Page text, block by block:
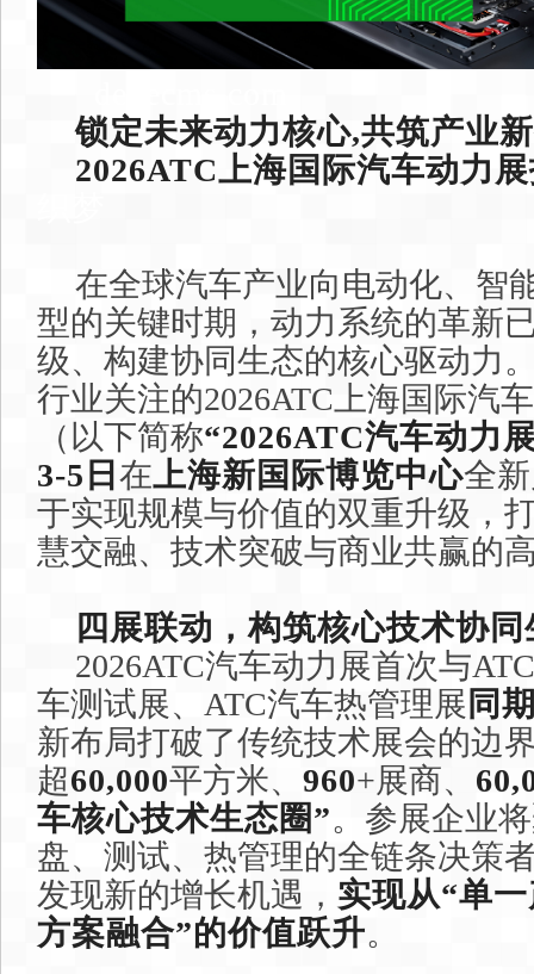
锁定未来动力核心,共筑产业
2026ATC上海国际汽车动力
在全球汽车产业向电动化、智
型的关键时期，动力系统的革新
级、构建协同生态的核心驱动力
行业关注的2026ATC上海国际汽
（以下简称“2026ATC汽车动力
3-5日 在上海新国际博览中心全
于实现规模与价值的双重升级，
慧交融、技术突破与商业共赢的
四展联动，构筑核心技术协同
2026ATC汽车动力展首次与
车测试展、ATC汽车热管理展 同
新布局打破了传统技术展会的边
超60,000平方米、 960+展商、
车核心技术生态圈”。参展企业
盘、测试、热管理的全链条决策
发现新的增长机遇， 实现从“单
方案融合”的价值跃升。